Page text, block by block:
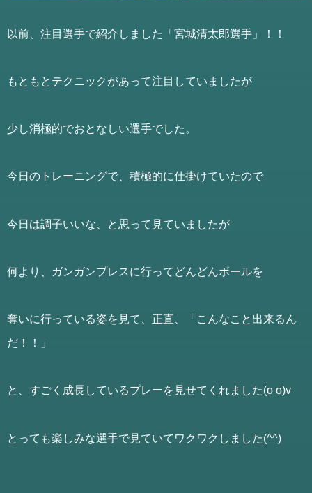
以前、注目選手で紹介しました「宮城清太郎選手」！！
もともとテクニックがあって注目していましたが
少し消極的でおとなしい選手でした。
今日のトレーニングで、積極的に仕掛けていたので
今日は調子いいな、と思って見ていましたが
何より、ガンガンプレスに行ってどんどんボールを
奪いに行っている姿を見て、正直、「こんなこと出来るん
だ！！」
と、すごく成長しているプレーを見せてくれました(o o)v
とっても楽しみな選手で見ていてワクワクしました(^^)